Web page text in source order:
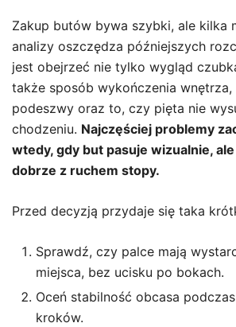
Zakup butów bywa szybki, ale kilka
analizy oszczędza późniejszych
jest obejrzeć nie tylko wygląd
także sposób wykończenia wnętrza,
podeszwy oraz to, czy pięta nie
chodzeniu. Najczęściej problemy
wtedy, gdy but pasuje wizualnie,
dobrze z ruchem stopy.
Przed decyzją przydaje się taka
Sprawdź, czy palce mają
miejsca, bez ucisku po bokach.
Oceń stabilność obcasa
kroków.